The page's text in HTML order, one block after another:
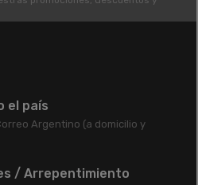
el país
Argentino (a domicilio y
/ Arrepentimiento